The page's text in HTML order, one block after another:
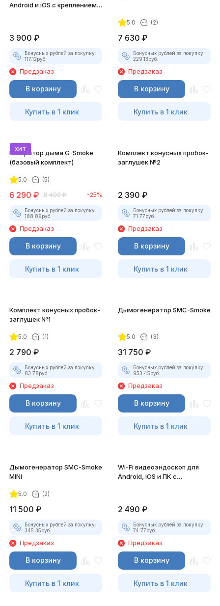
Android и iOS с креплением
3 900 ₽
Бонусных рублей за покупку:
117.12руб.
Предзаказ
В корзину
Купить в 1 клик
5.0 (2)
7 630 ₽
Бонусных рублей за покупку:
229.13руб.
Предзаказ
В корзину
Купить в 1 клик
хит
Генератор дыма G-Smoke
(базовый комплект)
5.0 (5)
6 290 ₽ 8 400 ₽ -25%
Бонусных рублей за покупку:
188.89руб.
Предзаказ
В корзину
Купить в 1 клик
Комплект конусных пробок-
заглушек №2
2 390 ₽
Бонусных рублей за покупку:
71.77руб.
Предзаказ
В корзину
Купить в 1 клик
Комплект конусных пробок-
заглушек №1
5.0 (1)
2 790 ₽
Бонусных рублей за покупку:
83.78руб.
Предзаказ
В корзину
Купить в 1 клик
Дымогенератор SMC-Smoke
5.0 (3)
31 750 ₽
Бонусных рублей за покупку:
953.45руб.
Предзаказ
В корзину
Купить в 1 клик
Дымогенератор SMC-Smoke
MINI
5.0 (2)
11 500 ₽
Бонусных рублей за покупку:
345.35руб.
Предзаказ
В корзину
Купить в 1 клик
Wi-Fi видеоэндоскоп для
Android, iOS и ПК с
2 490 ₽
Бонусных рублей за покупку:
74.77руб.
Предзаказ
В корзину
Купить в 1 клик